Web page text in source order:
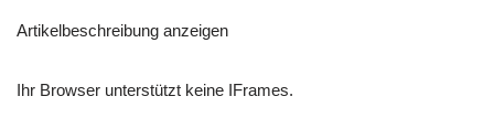
Artikelbeschreibung anzeigen
Ihr Browser unterstützt keine IFrames.